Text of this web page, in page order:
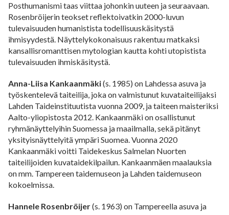
Posthumanismi taas viittaa johonkin uuteen ja seuraavaan.
Rosenbröijerin teokset reflektoivatkin 2000-luvun
tulevaisuuden humanistista todellisuuskäsitystä
ihmisyydestä. Näyttelykokonaisuus rakentuu matkaksi
kansallisromanttisen mytologian kautta kohti utopistista
tulevaisuuden ihmiskäsitystä.
Anna-Liisa Kankaanmäki(s. 1985) on Lahdessa asuva ja
työskentelevä taiteilija, joka on valmistunut kuvataiteilijaksi
Lahden Taideinstituutista vuonna 2009, ja taiteen maisteriksi
Aalto-yliopistosta 2012. Kankaanmäki on osallistunut
ryhmänäyttelyihin Suomessa ja maailmalla, sekä pitänyt
yksityisnäyttelyitä ympäri Suomea. Vuonna 2020
Kankaanmäki voitti Taidekeskus Salmelan Nuorten
taiteilijoiden kuvataidekilpailun. Kankaanmäen maalauksia
on mm. Tampereen taidemuseon ja Lahden taidemuseon
kokoelmissa.
Hannele Rosenbröijer(s. 1963) on Tampereella asuva ja